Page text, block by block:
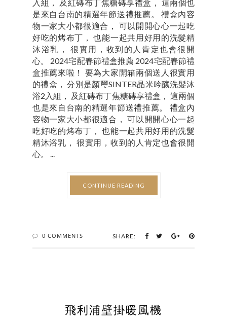
入組， 及紅磚布丁焦糖磚享禮盒， 這兩個也
是來自台南的精選年節送禮推薦。 禮盒內容
物一家大小都很適合， 可以開開心心一起吃
好吃的烤布丁， 也能一起共用好用的洗髮精
沐浴乳， 很實用，收到的人肯定也會很開
心。 2024宅配春節禮盒推薦 2024宅配春節禮
盒推薦來啦！ 要為大家開箱兩個送人很實用
的禮盒， 分別是顏璽SINTER晶米吟釀洗髮沐
浴2入組， 及紅磚布丁焦糖磚享禮盒， 這兩個
也是來自台南的精選年節送禮推薦。 禮盒內
容物一家大小都很適合， 可以開開心心一起
吃好吃的烤布丁， 也能一起共用好用的洗髮
精沐浴乳， 很實用，收到的人肯定也會很開
心。 ...
CONTINUE READING
0 COMMENTS SHARE:
飛利浦壁掛暖風機